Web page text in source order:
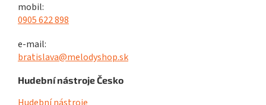
mobil:
0905 622 898
e-mail:
bratislava@melodyshop.sk
Hudební nástroje Česko